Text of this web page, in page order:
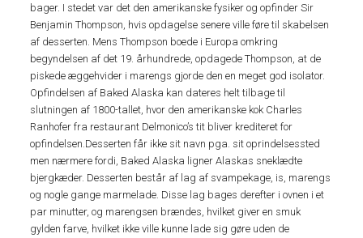
bager. I stedet var det den amerikanske fysiker og opfinder Sir
Benjamin Thompson, hvis opdagelse senere ville føre til skabelsen
af ​​desserten. Mens Thompson boede i Europa omkring
begyndelsen af ​​det 19. århundrede, opdagede Thompson, at de
piskede æggehvider i marengs gjorde den en meget god isolator.
Opfindelsen af Baked Alaska kan dateres helt tilbage til
slutningen af 1800-tallet, hvor den amerikanske kok Charles
Ranhofer fra restaurant Delmonico’s tit bliver krediteret for
opfindelsen.Desserten får ikke sit navn pga. sit oprindelsessted
men nærmere fordi, Baked Alaska ligner Alaskas sneklædte
bjergkæder. Desserten består af lag af svampekage, is, marengs
og nogle gange marmelade. Disse lag bages derefter i ovnen i et
par minutter, og marengsen brændes, hvilket giver en smuk
gylden farve, hvilket ikke ville kunne lade sig gøre uden de